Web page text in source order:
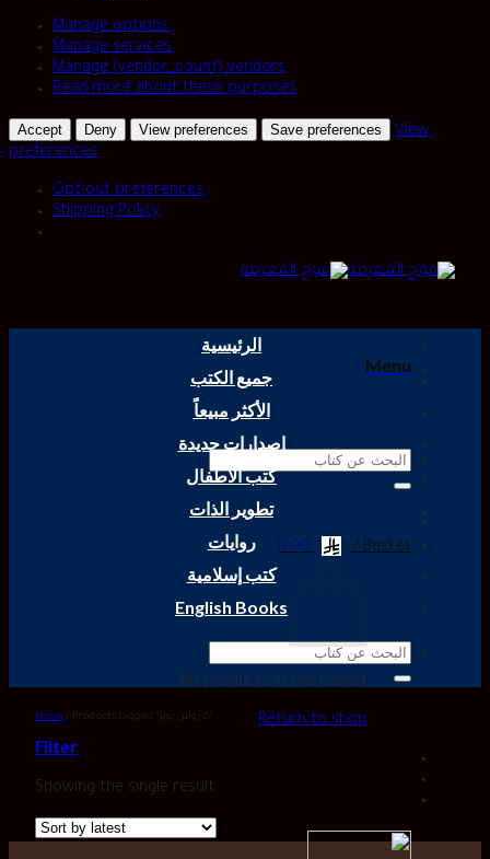
Manage options
Manage services
Manage {vendor_count} vendors
Read more about these purposes
Accept Deny View preferences Save preferences
View
preferences
Opt-out preferences
Shipping Policy
Menu
Search
for:
Basket /
0.00
No products in the basket.
Return to shop
الرئيسية
جميع الكتب
الأكثر مبيعاً
إصدارات جديدة
كتب الأطفال
تطوير الذات
روايات
كتب إسلامية
English Books
Search
for:
Home
Filter
Showing the single result